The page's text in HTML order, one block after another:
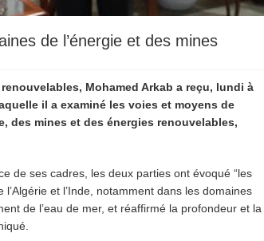
de l’énergie et des mines
Mohamed Arkab a reçu, lundi à
il a examiné les voies et moyens de
des mines et des énergies renouvelables,
de ses cadres, les deux parties ont évoqué “les
et l’Inde, notamment dans les domaines
de l’eau de mer, et réaffirmé la profondeur et la